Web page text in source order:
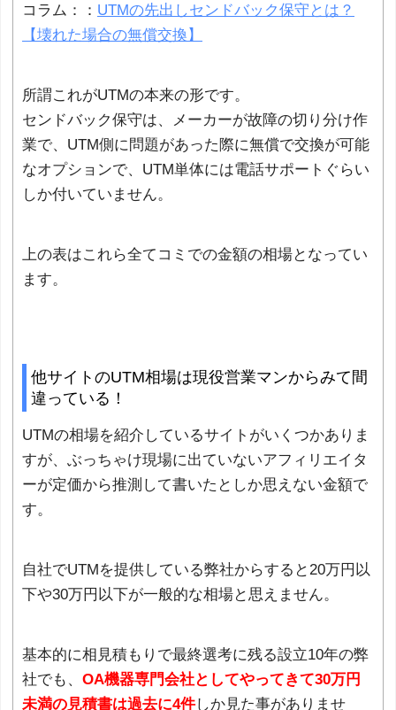
コラム：： UTMの先出しセンドバック保守とは？
【壊れた場合の無償交換】
所謂これがUTMの本来の形です。
センドバック保守は、メーカーが故障の切り分け作
業で、UTM側に問題があった際に無償で交換が可能
なオプションで、UTM単体には電話サポートぐらい
しか付いていません。
上の表はこれら全てコミでの金額の相場となってい
ます。
他サイトのUTM相場は現役営業マンからみて間
違っている！
UTMの相場を紹介しているサイトがいくつかありま
すが、ぶっちゃけ現場に出ていないアフィリエイタ
ーが定価から推測して書いたとしか思えない金額で
す。
自社でUTMを提供している弊社からすると20万円以
下や30万円以下が一般的な相場と思えません。
基本的に相見積もりで最終選考に残る設立10年の弊
社でも、 OA機器専門会社としてやってきて30万円
未満の見積書は過去に4件しか見た事がありませ